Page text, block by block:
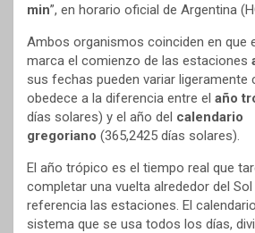
min”, en horario oficial de Argentina
Ambos organismos coinciden en que
marca el comienzo de las estaciones
sus fechas pueden variar ligeramente
obedece a la diferencia entre el año
días solares) y el año del calendario
gregoriano (365,2425 días solares).
El año trópico es el tiempo real que
completar una vuelta alrededor del
referencia las estaciones. El
sistema que se usa todos los días,